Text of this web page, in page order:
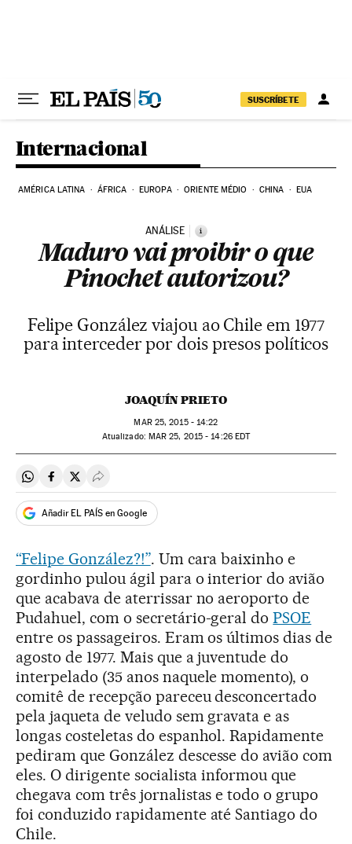
SUSCRÍBETE
Internacional
AMÉRICA LATINA ÁFRICA EUROPA ORIENTE MÉDIO CHINA EUA
ANÁLISE i
Maduro vai proibir o que
Pinochet autorizou?
Felipe González viajou ao Chile em 1977
para interceder por dois presos políticos
JOAQUÍN PRIETO
MAR25, 2015 - 14:22
atualizado: MAR 25, 2015 - 14:26EDT
Compartir en Whatsapp
Compartir en Facebook
Compartir en Twitter
Desplegar Redes Sociales
Añadir EL PAÍS en Google
“Felipe González?!”. Um cara baixinho e
gordinho pulou ágil para o interior do avião
que acabava de aterrissar no aeroporto de
Pudahuel, com o secretário-geral doPSOE
entre os passageiros. Eram os últimos dias de
agosto de 1977. Mais que a juventude do
interpelado (35 anos naquele momento), o
comitê de recepção pareceu desconcertado
pela jaqueta de veludo sem gravata e as
longas costeletas do espanhol. Rapidamente
pediram que González descesse do avião com
eles. O dirigente socialista informou que
chegava com três jornalistas e todo o grupo
foi conduzido rapidamente até Santiago do
Chile.